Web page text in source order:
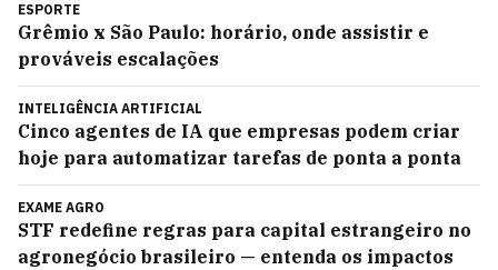
ESPORTE
Grêmio x São Paulo: horário, onde assistir e
prováveis escalações
INTELIGÊNCIA ARTIFICIAL
Cinco agentes de IA que empresas podem criar
hoje para automatizar tarefas de ponta a ponta
EXAME AGRO
STF redefine regras para capital estrangeiro no
agronegócio brasileiro — entenda os impactos